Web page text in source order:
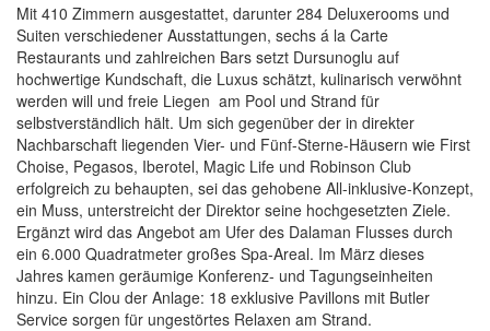
Mit 410 Zimmern ausgestattet, darunter 284 Deluxerooms und
Suiten verschiedener Ausstattungen, sechs á la Carte
Restaurants und zahlreichen Bars setzt Dursunoglu auf
hochwertige Kundschaft, die Luxus schätzt, kulinarisch verwöhnt
werden will und freie Liegen am Pool und Strand für
selbstverständlich hält. Um sich gegenüber der in direkter
Nachbarschaft liegenden Vier- und Fünf-Sterne-Häusern wie First
Choise, Pegasos, Iberotel, Magic Life und Robinson Club
erfolgreich zu behaupten, sei das gehobene All-inklusive-Konzept,
ein Muss, unterstreicht der Direktor seine hochgesetzten Ziele.
Ergänzt wird das Angebot am Ufer des Dalaman Flusses durch
ein 6.000 Quadratmeter großes Spa-Areal. Im März dieses
Jahres kamen geräumige Konferenz- und Tagungseinheiten
hinzu. Ein Clou der Anlage: 18 exklusive Pavillons mit Butler
Service sorgen für ungestörtes Relaxen am Strand.